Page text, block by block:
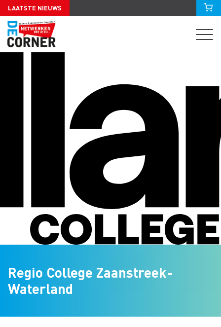
LAATSTE NIEUWS
Regio College Zaanstreek-
Waterland